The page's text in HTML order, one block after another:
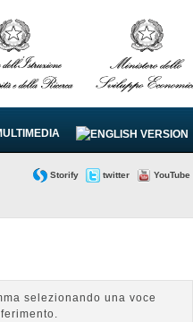
Storify twitter YouTube
selezionando una voce